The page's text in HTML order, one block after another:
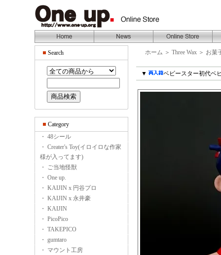
Search
Category
・ 48シール
・ Creater's Toy(イロイロな作家
様が入ってます)
・ ご当地怪獣
・ One up.
・ KAIJIN x 円谷プロ
・ KAIJIN x 永井豪
・ KAIJIN
・ PicoPico
・ TAKEPICO
・ gumtaro
・ マウント工房
ホーム ＞ Three Wax ＞ お菓
▼ ベビースター初代ベ